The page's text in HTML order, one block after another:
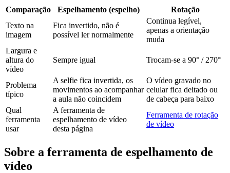
Comparação Espelhamento (espelho)
Rotação
Texto na
imagem
Fica invertido, não é
possível ler normalmente
Continua legível,
apenas a orientação
muda
Largura e
altura do
vídeo
Sempre igual Trocam-se a 90° / 270°
Problema
típico
A selfie fica invertida, os
movimentos ao acompanhar
a aula não coincidem
O vídeo gravado no
celular fica deitado ou
de cabeça para baixo
Qual
ferramenta
usar
A ferramenta de
espelhamento de vídeo
desta página
Ferramenta de rotação
de vídeo
Sobre a ferramenta de espelhamento de
vídeo